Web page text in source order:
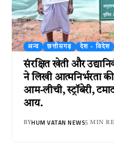
अन्य छत्तीसगढ़ देश - विदेश
संरक्षित खेती और
ने लिखी आत्मनिर्भरता
आम-लीची, स्ट्रॉबेरी,
आय.
BYHUM VATAN NEWS5 MIN